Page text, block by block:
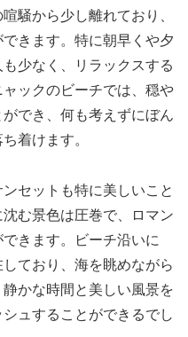
騒から少し離れており、
きます。特に朝早くや夕
少なく、リラックスする
ックのビーチでは、穏や
でき、何も考えずにぼん
着けます。
セットも特に美しいこと
む景色は圧巻で、ロマン
きます。ビーチ沿いに
ており、海を眺めながら
かな時間と美しい風景を
ュすることができるでし